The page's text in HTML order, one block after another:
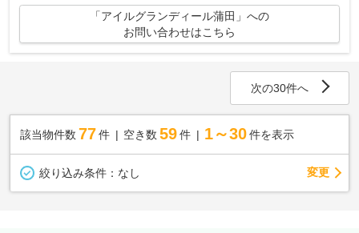
「アイルグランディール蒲田」への
お問い合わせはこちら
次の30件へ
該当物件数 77件 空き数 59 件 1～30 件を表示
絞り込み条件： なし 変更